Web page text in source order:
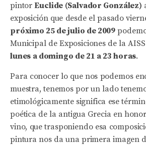
pintorEuclide (Salvador González)
exposición que desde el pasado
próximo 25 de julio de 2009
Municipal de Exposiciones de la
lunes a domingo de 21 a 23 horas.
Para conocer lo que nos podemos
muestra, tenemos por un lado
etimológicamente significa ese
poética de la antigua Grecia en
vino, que trasponiendo esa
pintura nos da una primera imagen